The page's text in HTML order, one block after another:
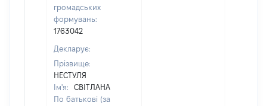
громадських
формувань:
1763042
Декларує:
Прізвище:
НЕСТУЛЯ
Ім'я:
СВІТЛАНА
По батькові (за